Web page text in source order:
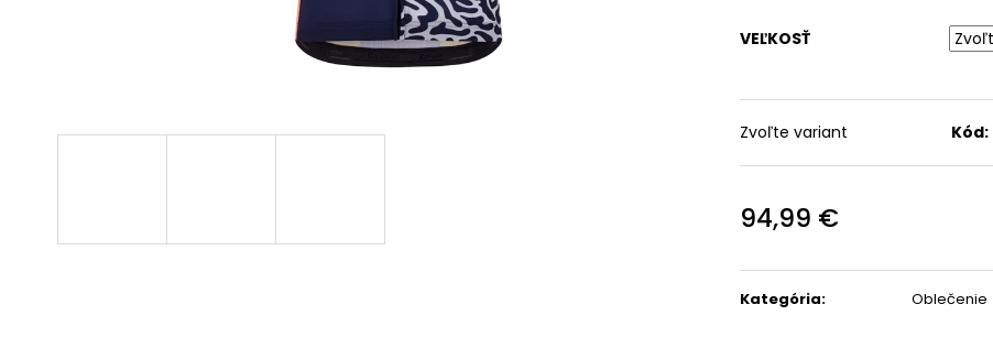
VEĽKOSŤ
Zvoľte variant Kód:
94,99 €
Kategória: Oblečenie
128,99 €
Pôvodne:160 € Pôvodne: